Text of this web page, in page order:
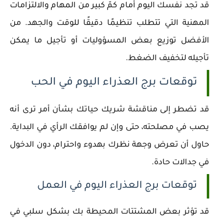
قد تجد نفسك اليوم أمام كمّ كبير من المهام والالتزامات
المهنية التي تتطلب تنظيمًا دقيقًا للوقت والجهد. من
الأفضل توزيع بعض المسؤوليات أو تأجيل ما يمكن
تأجيله لتخفيف الضغط.
توقعات برج العذراء اليوم في الحب
قد تضطر إلى مناقشة شريك حياتك بشأن أمر ترى أنه
يصب في مصلحته، حتى وإن لم يوافقك الرأي في البداية.
حاول أن تعرض وجهة نظرك بهدوء واحترام، دون الدخول
في جدالات حادة.
توقعات برج العذراء اليوم في العمل
قد تؤثر بعض المشتتات المحيطة بك بشكل سلبي في